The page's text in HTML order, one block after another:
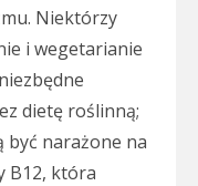
Niektórzy
i wegetarianie
dietę roślinną;
być narażone na
B12, która